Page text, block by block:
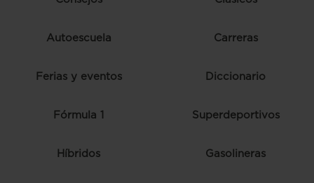
Autoescuela Carreras
Ferias y eventos Diccionario
Fórmula 1 Superdeportivos
Híbridos Gasolineras